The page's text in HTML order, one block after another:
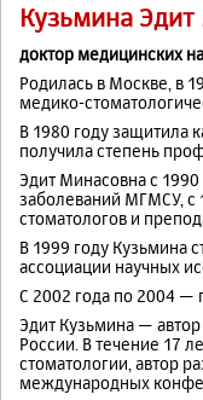
Кузьмина
доктор медицинских
Родилась в Москве, в
медико-
В 1980 году защитила
получила степень
Эдит Минасовна с
заболеваний МГМСУ, с
стоматологов и
В 1999 году Кузьмина
ассоциации научных
С 2002 года по 2004 —
Эдит Кузьмина —
России. В течение 17
стоматологии, автор
международных